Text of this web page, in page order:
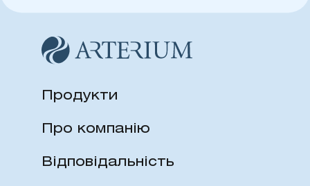
Продукти
Про компанію
Відповідальність